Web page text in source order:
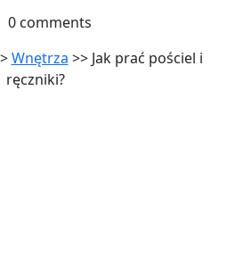
0 comments
Wnętrza >> Jak prać pościel i
ręczniki?